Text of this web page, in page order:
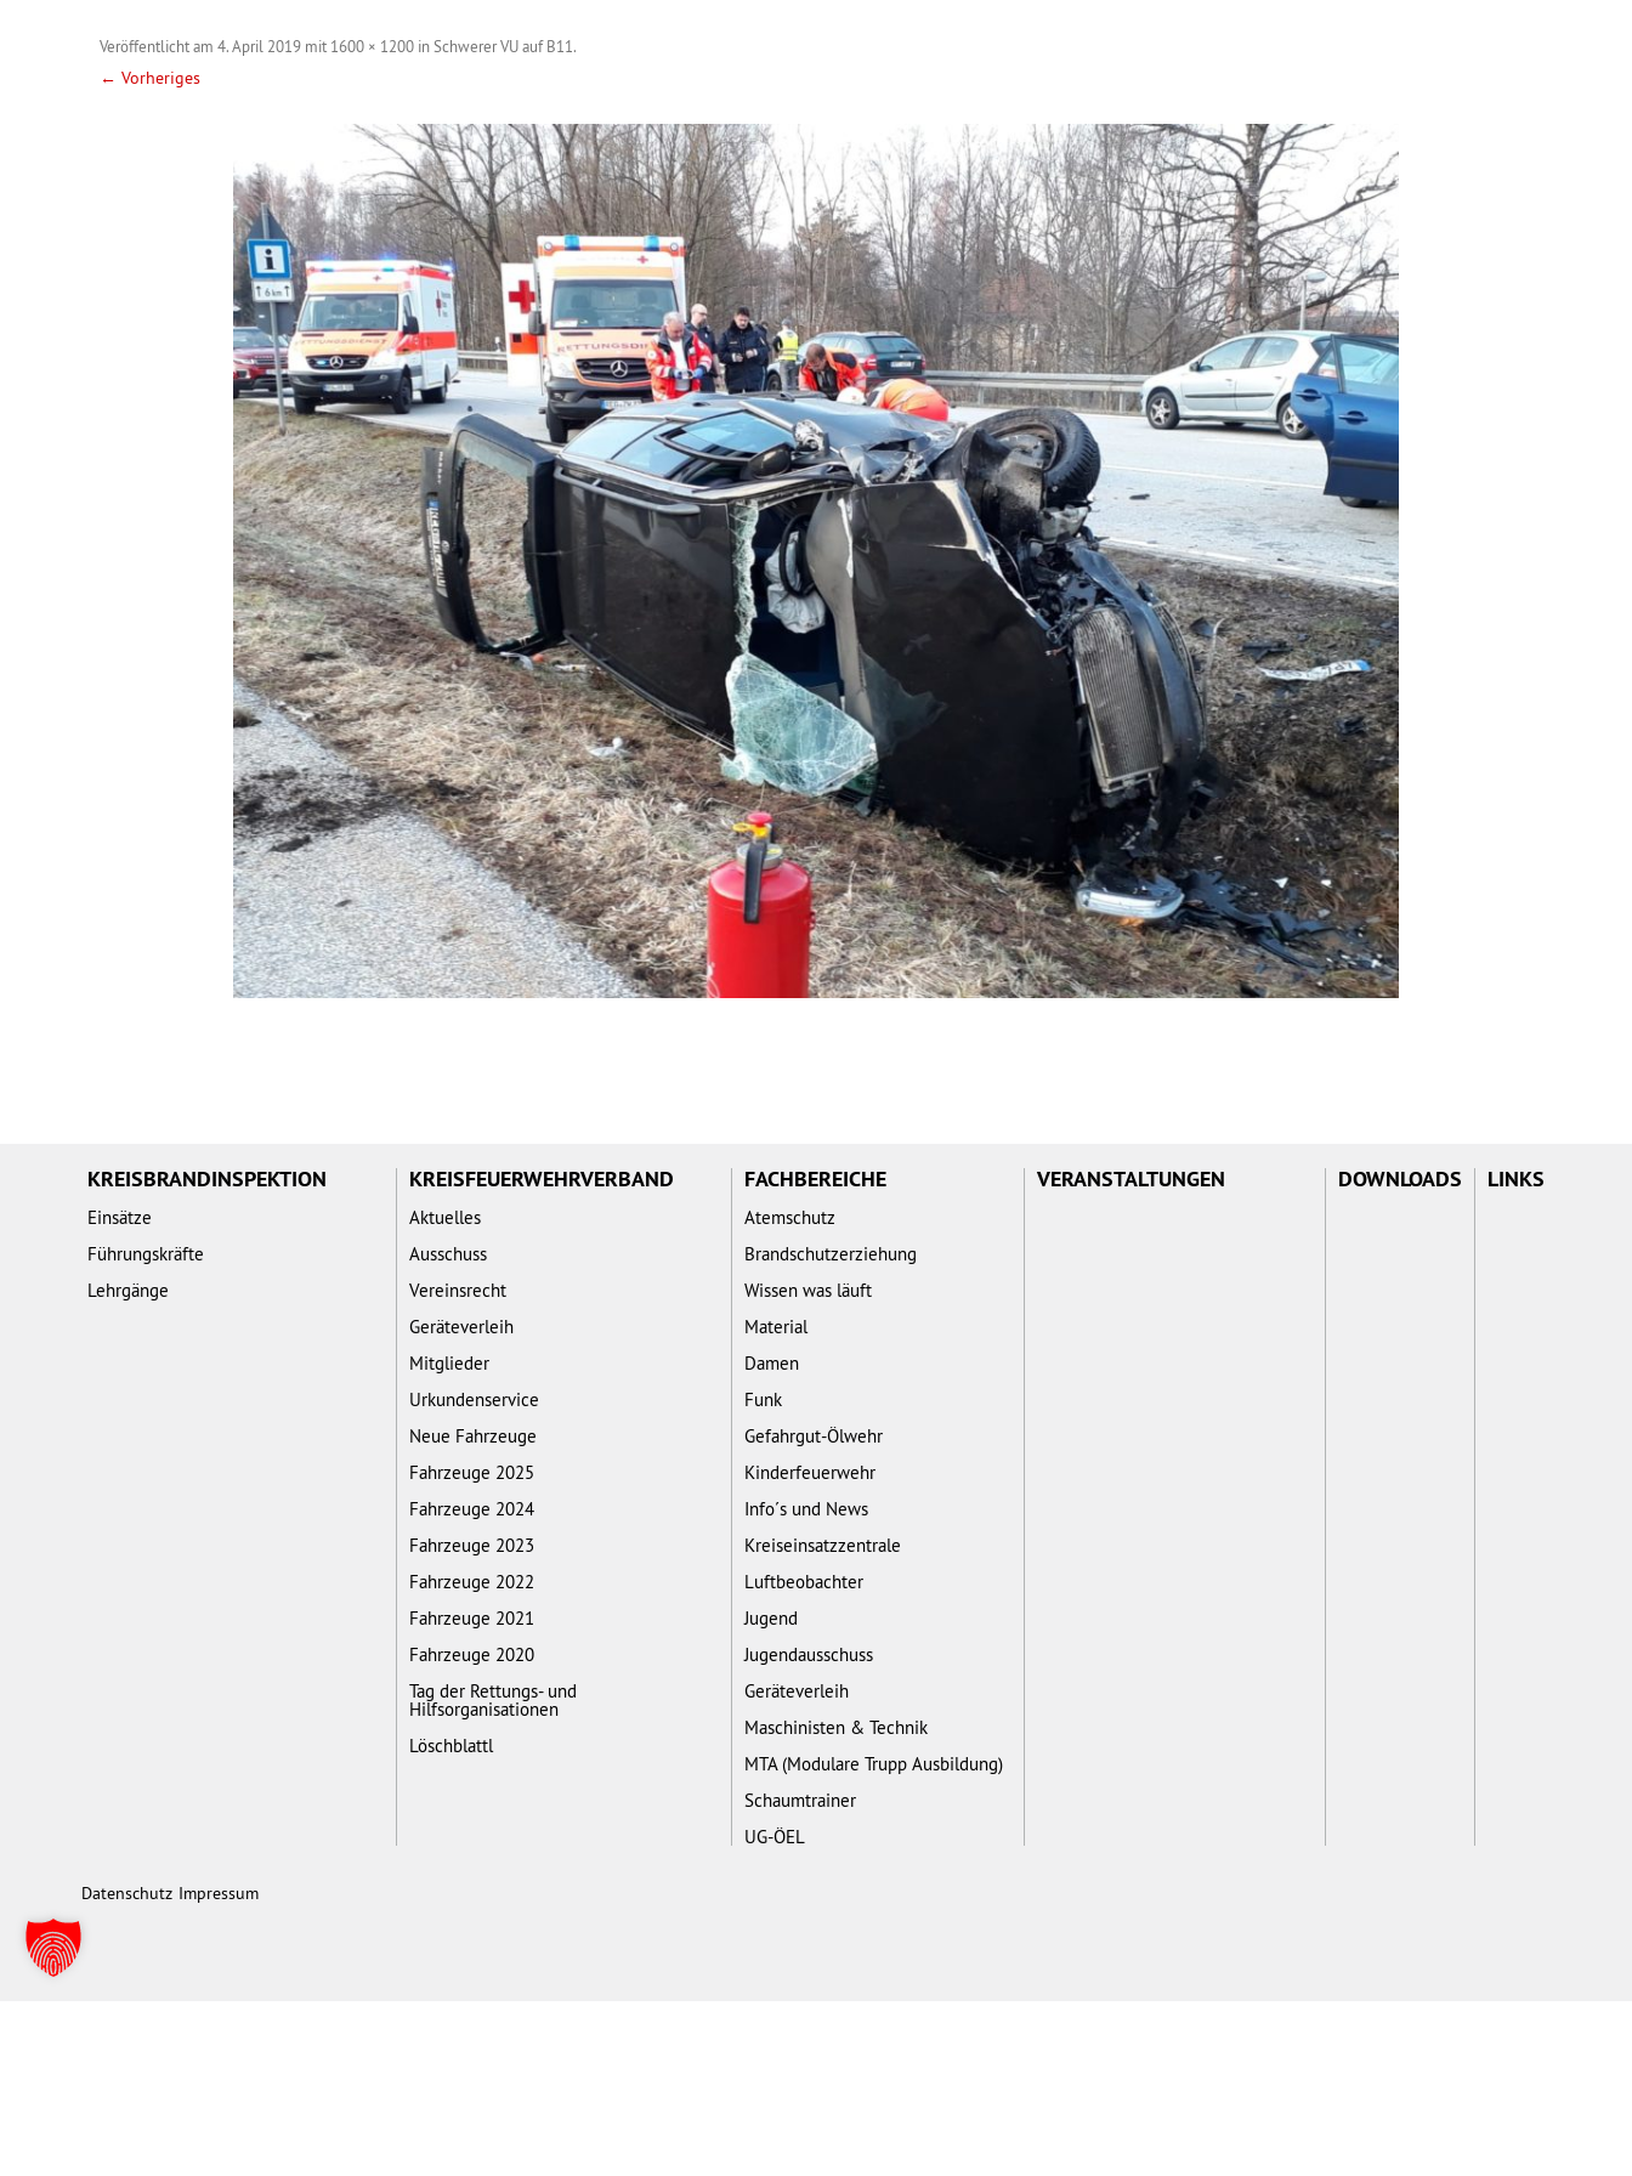
Veröffentlicht am 4. April 2019 mit 1600 × 1200 in Schwerer VU auf B11.
← Vorheriges
KREISBRANDINSPEKTION
Einsätze
Führungskräfte
Lehrgänge
KREISFEUERWEHRVERBAND
Aktuelles
Ausschuss
Vereinsrecht
Geräteverleih
Mitglieder
Urkundenservice
Neue Fahrzeuge
Fahrzeuge 2025
Fahrzeuge 2024
Fahrzeuge 2023
Fahrzeuge 2022
Fahrzeuge 2021
Fahrzeuge 2020
Tag der Rettungs- und
Hilfsorganisationen
Löschblattl
FACHBEREICHE
Atemschutz
Brandschutzerziehung
Wissen was läuft
Material
Damen
Funk
Gefahrgut-Ölwehr
Kinderfeuerwehr
Info´s und News
Kreiseinsatzzentrale
Luftbeobachter
Jugend
Jugendausschuss
Geräteverleih
Maschinisten & Technik
MTA (Modulare Trupp Ausbildung)
Schaumtrainer
UG-ÖEL
VERANSTALTUNGEN DOWNLOADS LINKS
Datenschutz Impressum